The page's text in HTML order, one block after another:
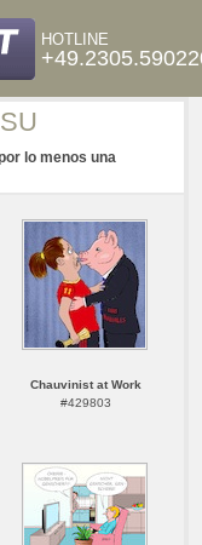
HOTLINE
lo menos una
Chauvinist at Work
#429803